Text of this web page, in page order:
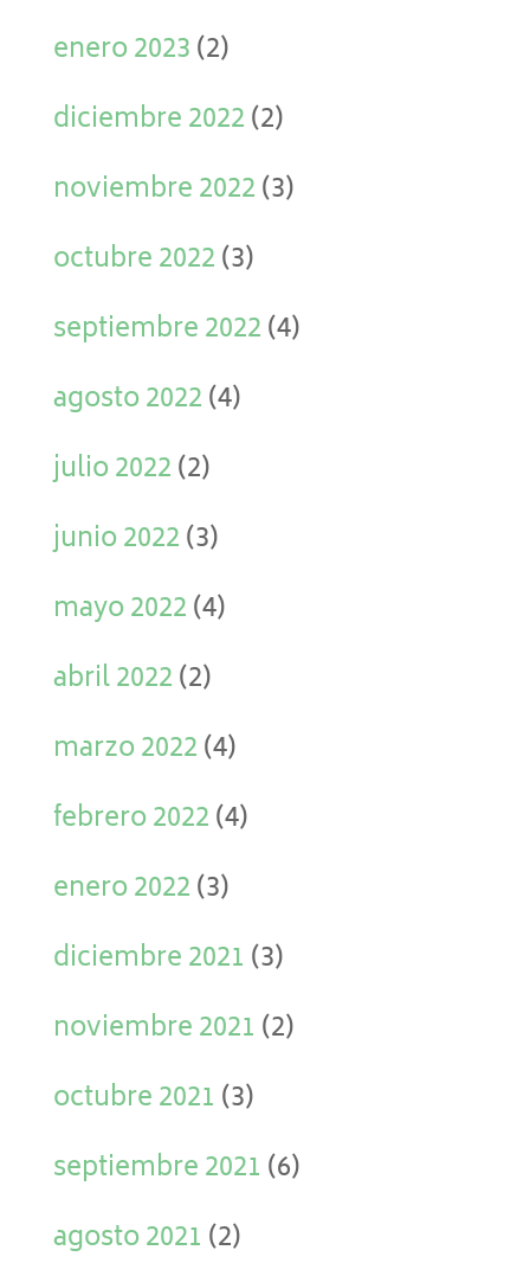
enero 2023(2)
diciembre 2022(2)
noviembre 2022(3)
octubre 2022(3)
septiembre 2022(4)
agosto 2022(4)
julio 2022(2)
junio 2022(3)
mayo 2022(4)
abril 2022(2)
marzo 2022(4)
febrero 2022(4)
enero 2022(3)
diciembre 2021 (3)
noviembre 2021 (2)
octubre 2021 (3)
septiembre 2021 (6)
agosto 2021 (2)